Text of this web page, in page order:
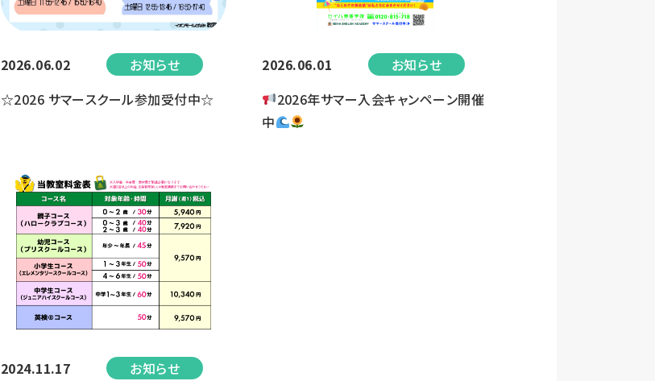
2026.06.02
お知らせ
☆2026 サマースクール参加受付中☆
2026.06.01
お知らせ
2026年サマー入会キャンペーン開催
中
2024.11.17
お知らせ